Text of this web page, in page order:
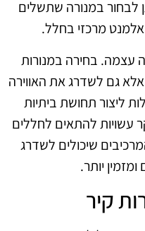
לבחור במנורה שתשלים
אלמנט מרכזי בחלל.
עצמה. בחירה במנורות
אלא גם לשדרג את האווירה
ליצור תחושת ביתיות
עשויות להתאים לחללים
שיכולים לשדרג
יותר.
קיר